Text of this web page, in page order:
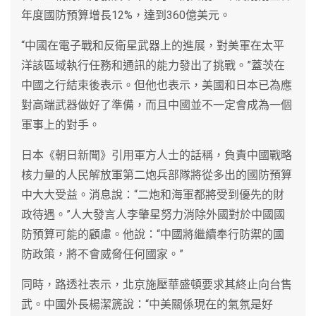
年度國防預算增長12%，達到360億美元。
“中國在電子戰和反衛星武器上的進展，對美軍在太平
洋該區域執行任務和通訊的能力發出了挑戰。”蓋茨在
中國之行結束後表示。但他也表示，美國和日本已為應
對高端武器做好了準備，而且中國並不一定會成為一個
軍事上的對手。
日本《朝日新聞》引用軍方人士的話稱，負責中國戰略
核力量的人民解放軍第二炮兵部隊將從多出的國防預算
中大大受益。消息說：“二炮和海軍都將受到優先的財
政待遇。”人大發言人李肇星努力消除外國對於中國國
防預算可能的顧慮。他說：“中國將繼續奉行防禦的國
防政策，將不會威脅任何國家。”
同時，路透社表示，北京施壓華盛頓要求其終止向台售
武。中國外長楊潔篪說：“中美關係現在的氣氛是好